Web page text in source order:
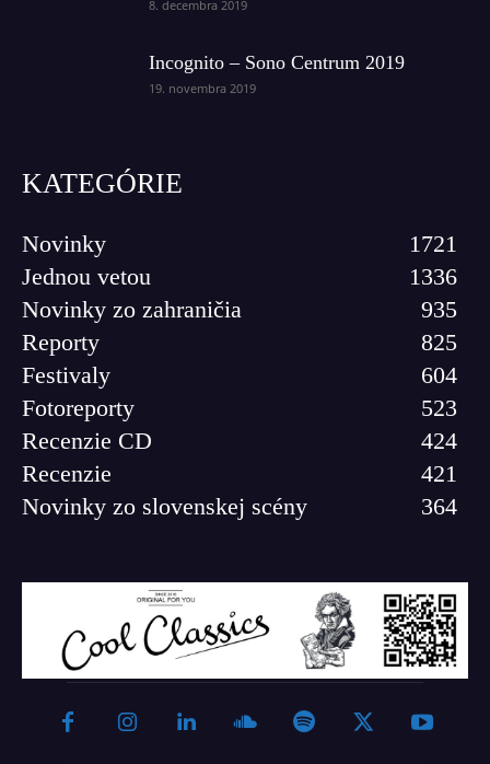
8. decembra 2019
Incognito – Sono Centrum 2019
19. novembra 2019
KATEGÓRIE
Novinky
1721
Jednou vetou
1336
Novinky zo zahraničia
935
Reporty
825
Festivaly
604
Fotoreporty
523
Recenzie CD
424
Recenzie
421
Novinky zo slovenskej scény
364